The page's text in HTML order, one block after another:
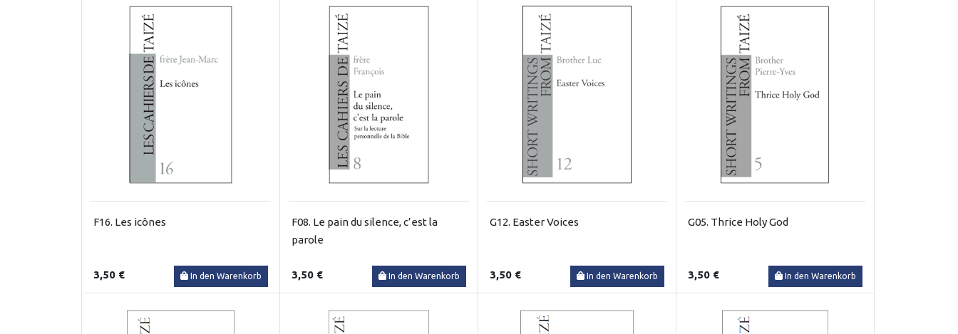
F16. Les icônes
3,50 € In den Warenkorb
F08. Le pain du silence, c’est la
parole
3,50 € In den Warenkorb
G12. Easter Voices
3,50 € In den Warenkorb
G05. Thrice Holy God
3,50 € In den Warenkorb